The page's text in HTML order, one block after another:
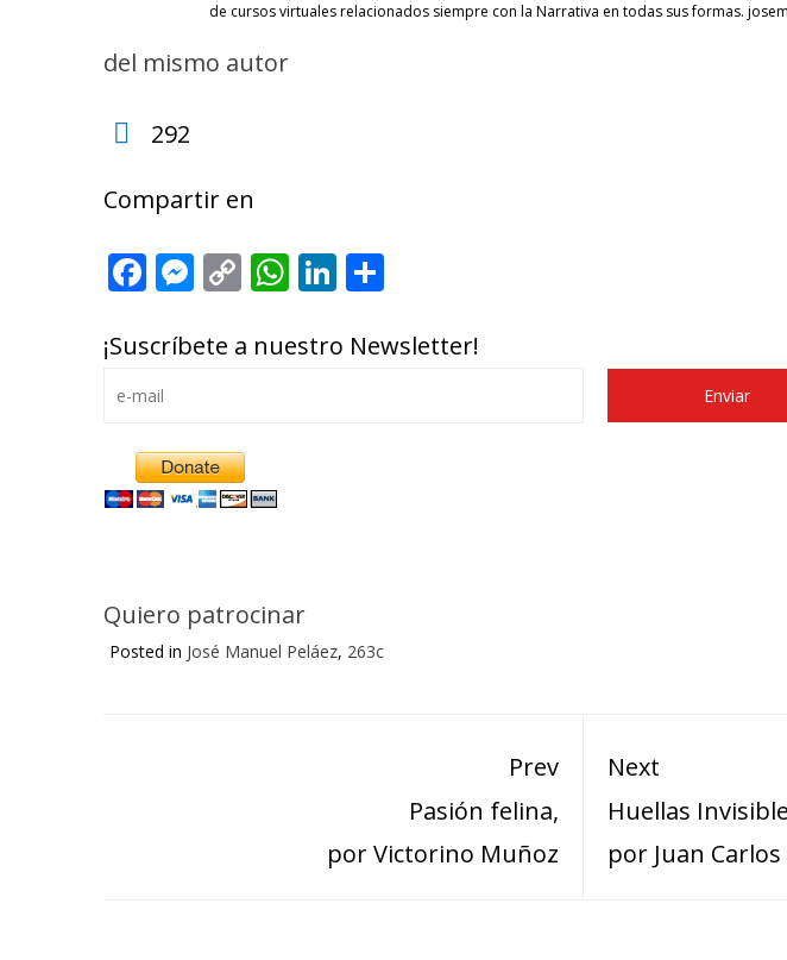
de cursos virtuales relacionados siempre con la Narrativa en todas sus formas.
del mismo autor
292
Compartir en
Facebook
Messenger
CopyWhatsApp
LinkedIn
¡Suscríbete a nuestro Newsletter!
Alternative:
Quiero patrocinar
Posted in José Manuel Peláez, 263c
Prev
Pasión felina,
por Victorino Muñoz
Next
Huellas
por Juan